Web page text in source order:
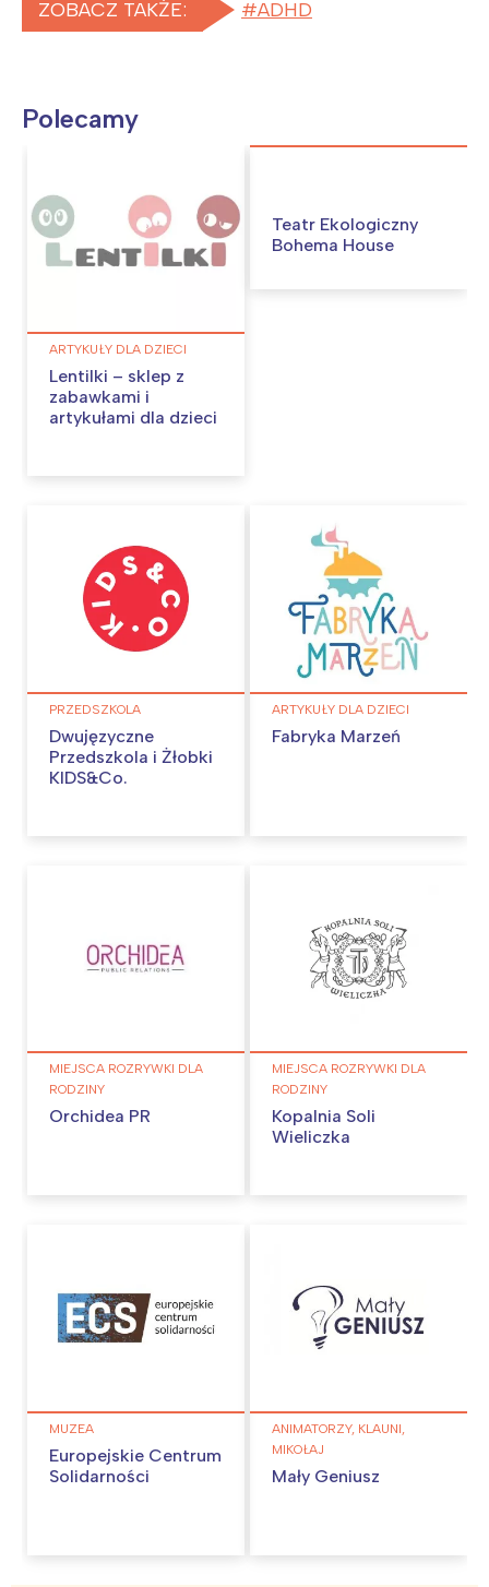
ZOBACZ TAKŻE: ADHD
Polecamy
ARTYKUŁY DLA DZIECI
Lentilki – sklep z
zabawkami i
artykułami dla dzieci
Teatr Ekologiczny
Bohema House
PRZEDSZKOLA
Dwujęzyczne
Przedszkola i Żłobki
KIDS&Co.
ARTYKUŁY DLA DZIECI
Fabryka Marzeń
MIEJSCA ROZRYWKI DLA
RODZINY
Orchidea PR
MIEJSCA ROZRYWKI DLA
RODZINY
Kopalnia Soli
Wieliczka
MUZEA
Europejskie Centrum
Solidarności
ANIMATORZY, KLAUNI,
MIKOŁAJ
Mały Geniusz